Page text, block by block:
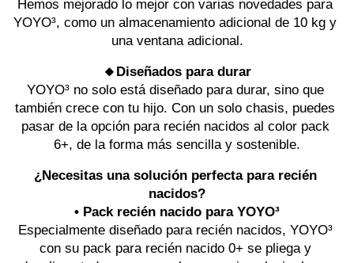
Hemos mejorado lo mejor con varias novedades para
YOYO³, como un almacenamiento adicional de 10 kg y
una ventana adicional.
🔸Diseñados para durar
YOYO³ no solo está diseñado para durar, sino que
también crece con tu hijo. Con un solo chasis, puedes
pasar de la opción para recién nacidos al color pack
6+, de la forma más sencilla y sostenible.
¿Necesitas una solución perfecta para recién
nacidos?
• Pack recién nacido para YOYO³
Especialmente diseñado para recién nacidos, YOYO³
con su pack para recién nacido 0+ se pliega y